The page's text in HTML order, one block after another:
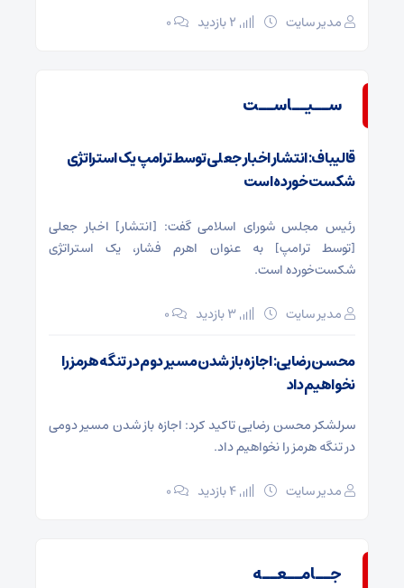
مدیر سایت ۰
ســیــاســت
قالیباف: انتشار اخبار جعلی توسط ترامپ یک استراتژی
شکست خورده است
رئیس مجلس شورای اسلامی گفت: [انتشار] اخبار جعلی
[توسط ترامپ] به عنوان اهرم فشار، یک استراتژی
شکست‌خورده است.
مدیر سایت ۰
محسن رضایی: اجازه باز شدن مسیر دوم در تنگه هرمز را
نخواهیم داد
سرلشکر محسن رضایی تاکید کرد: اجازه باز شدن مسیر دومی
در تنگه هرمز را نخواهیم داد.
مدیر سایت ۰
جــامــعــه